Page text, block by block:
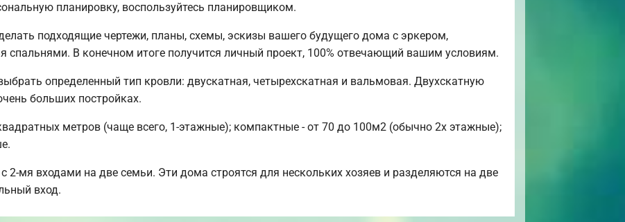
планировку, воспользуйтесь планировщиком.
подходящие чертежи, планы, схемы, эскизы вашего будущего дома с эркером,
спальнями. В конечном итоге получится личный проект, 100% отвечающий вашим условиям.
определенный тип кровли: двускатная, четырехскатная и вальмовая. Двухскатную
больших постройках.
метров (чаще всего, 1-этажные); компактные - от 70 до 100м2 (обычно 2х этажные);
2-мя входами на две семьи. Эти дома строятся для нескольких хозяев и разделяются на две
вход.